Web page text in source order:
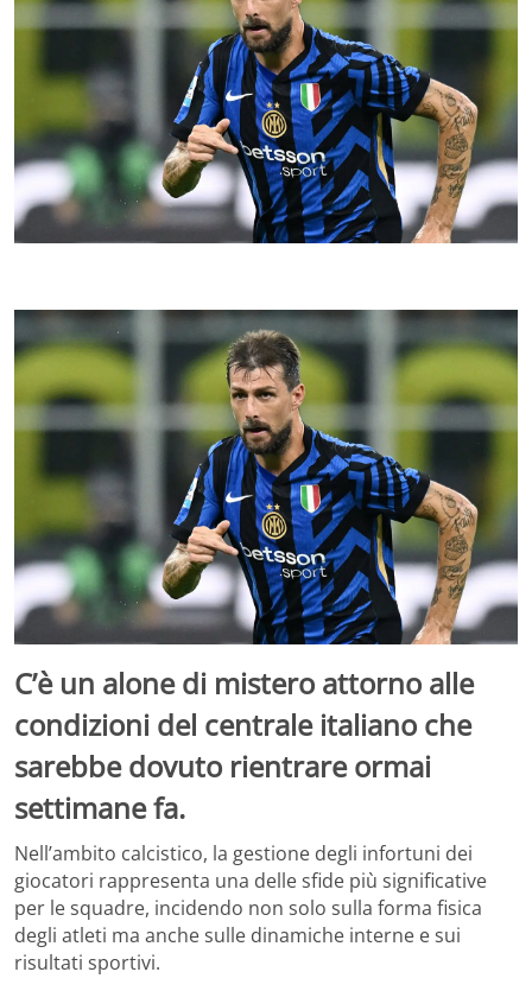
C’è un alone di mistero attorno alle
condizioni del centrale italiano che
sarebbe dovuto rientrare ormai
settimane fa.
Nell’ambito calcistico, la gestione degli infortuni dei
giocatori rappresenta una delle sfide più significative
per le squadre, incidendo non solo sulla forma fisica
degli atleti ma anche sulle dinamiche interne e sui
risultati sportivi.